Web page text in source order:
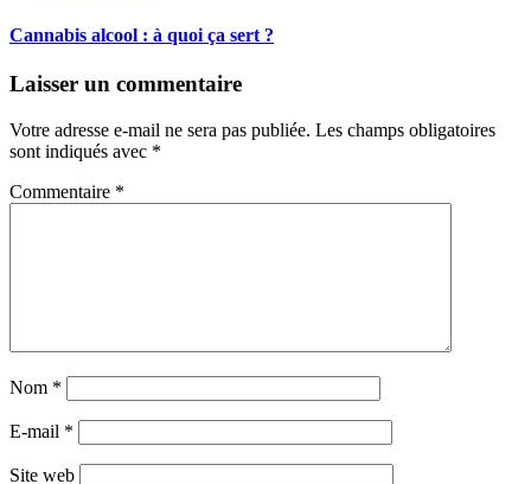
Cannabis alcool : à quoi ça sert ?
Laisser un commentaire
Votre adresse e-mail ne sera pas publiée. Les champs obligatoires
sont indiqués avec *
Commentaire *
Nom *
E-mail *
Site web